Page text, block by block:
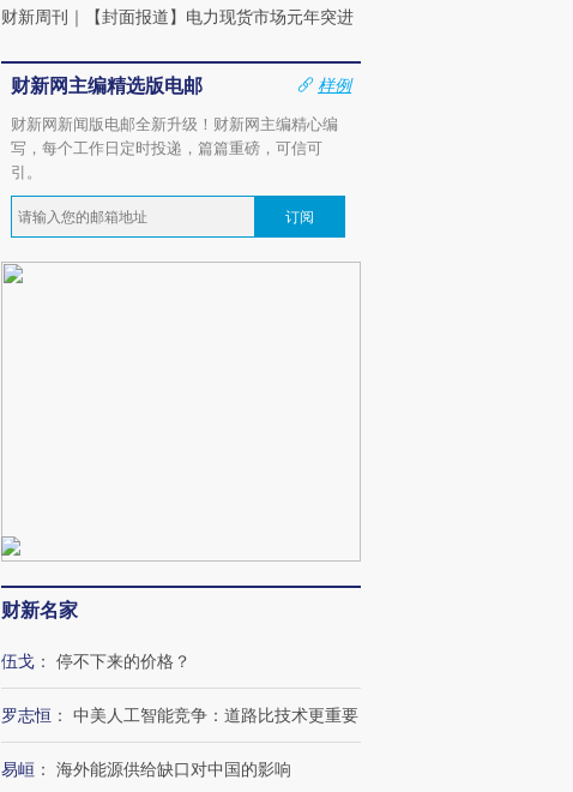
财新周刊 ｜ 【封面报道】电力现货市场元年突进
财新网主编精选版电邮
样例
财新网新闻版电邮全新升级！财新网主编精心编
写，每个工作日定时投递，篇篇重磅，可信可
引。
订阅
财新名家
伍戈 ： 停不下来的价格？
罗志恒 ： 中美人工智能竞争：道路比技术更重要
易峘 ： 海外能源供给缺口对中国的影响